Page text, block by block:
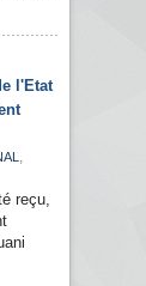
l'Etat
,
reçu,